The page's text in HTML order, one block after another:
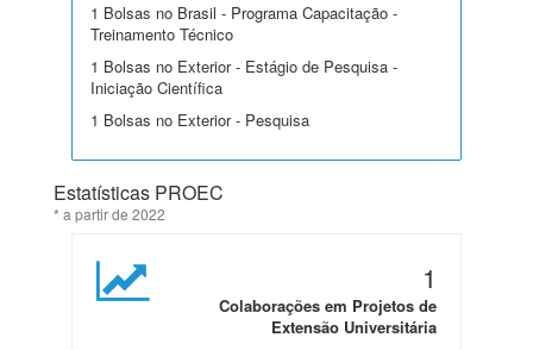
1 Bolsas no Brasil - Programa Capacitação -
Treinamento Técnico
1 Bolsas no Exterior - Estágio de Pesquisa -
Iniciação Científica
1 Bolsas no Exterior - Pesquisa
Estatísticas PROEC
* a partir de 2022
1
Colaborações em Projetos de
Extensão Universitária